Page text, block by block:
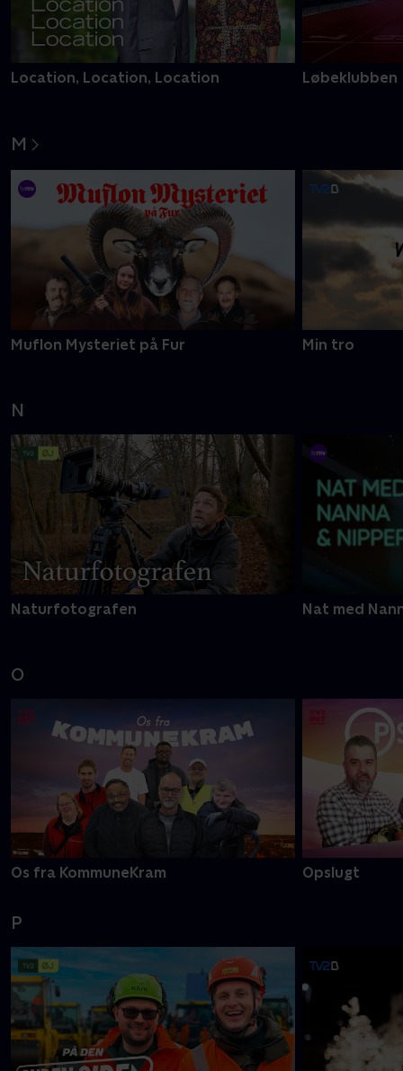
Location, Location, Location Løbeklubben
M
Muflon Mysteriet på Fur Min tro
N
Naturfotografen Nat med
O
Os fra KommuneKram Opslugt
P